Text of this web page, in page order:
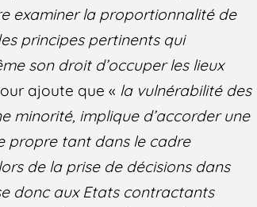
examiner la proportionnalité de
principes pertinents qui
son droit d’occuper les lieux
ajoute que « la vulnérabilité des
minorité, implique d’accorder une
propre tant dans le cadre
de la prise de décisions dans
donc aux Etats contractants